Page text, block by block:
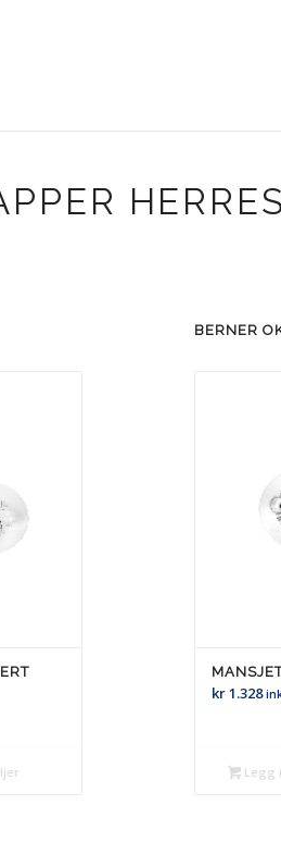
BERNER
kr1.328
Legg